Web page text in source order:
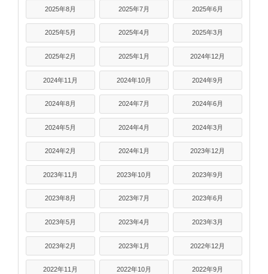
2025年8月 2025年7月 2025年6月
2025年5月 2025年4月 2025年3月
2025年2月 2025年1月 2024年12月
2024年11月 2024年10月 2024年9月
2024年8月 2024年7月 2024年6月
2024年5月 2024年4月 2024年3月
2024年2月 2024年1月 2023年12月
2023年11月 2023年10月 2023年9月
2023年8月 2023年7月 2023年6月
2023年5月 2023年4月 2023年3月
2023年2月 2023年1月 2022年12月
2022年11月 2022年10月 2022年9月